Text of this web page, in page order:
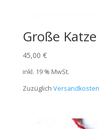
Große
45,00 €
inkl. 19 % MwSt.
Zuzüglich Versandkosten